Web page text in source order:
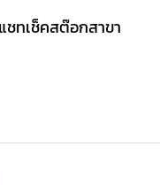
ทเช็คสต๊อกสาขา